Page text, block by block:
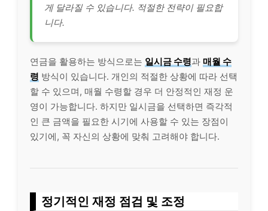
게 달라질 수 있습니다. 적절한 전략이 필요합
니다.
연금을 활용하는 방식으로는 일시금 수령과 매월 수
령 방식이 있습니다. 개인의 적절한 상황에 따라 선택
할 수 있으며, 매월 수령할 경우 더 안정적인 재정 운
영이 가능합니다. 하지만 일시금을 선택하면 즉각적
인 큰 금액을 필요한 시기에 사용할 수 있는 장점이
있기에, 꼭 자신의 상황에 맞춰 고려해야 합니다.
정기적인 재정 점검 및 조정